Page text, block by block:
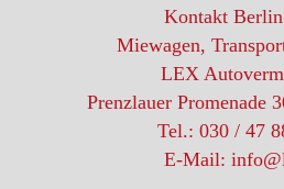
Kontakt
Miewagen,
LEX
Prenzlauer Promenade
Tel.: 030 / 47
E-Mail: